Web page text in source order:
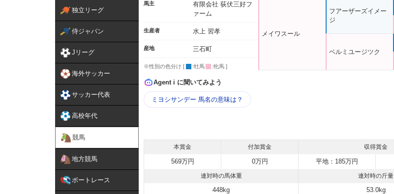
独立リーグ
侍ジャパン
Jリーグ
海外サッカー
サッカー代表
高校年代
競馬
地方競馬
ボートレース
馬主
有限会社 荻伏三好フ
ァーム
生産者 水上 習孝
産地 三石町
※性別の色分け [ :牡馬 :牝馬 ]
メイワスール
フアーザーズイメー
ジ
ベルミユージツク
Agent i に聞いてみよう
ミヨシサンデー 馬名の意味は？
本賞金 付加賞金 収得賞金
569万円 0万円 平地：185万円
連対時の馬体重 連対時の斤量
448kg 53.0kg